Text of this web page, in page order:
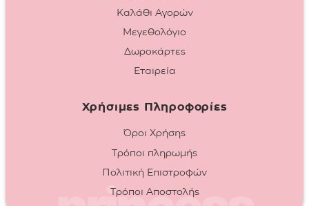
Καλάθι Αγορών
Μεγεθολόγιο
Δωροκάρτες
Εταιρεία
Χρήσιμες Πληροφορίες
Όροι Χρήσης
Τρόποι πληρωμής
Πολιτική Επιστροφών
Τρόποι Αποστολής